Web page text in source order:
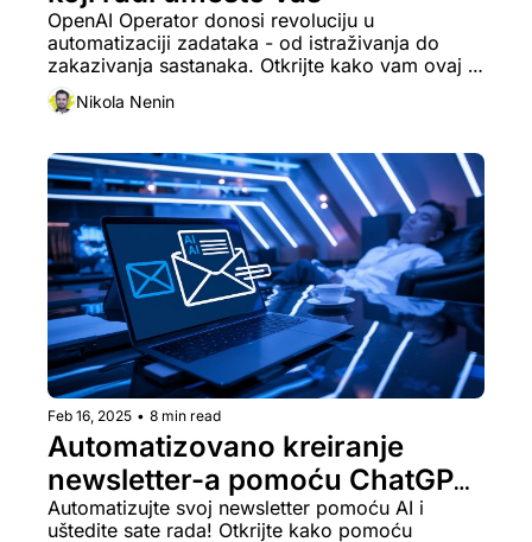
OpenAI Operator donosi revoluciju u
automatizaciji zadataka - od istraživanja do
zakazivanja sastanaka. Otkrijte kako vam ovaj
AI agent može uštedeti sate rada i unaprediti
produktivnost!
Nikola Nenin
Feb 16, 2025 • 8 min read
Automatizovano kreiranje
newsletter-a pomoću ChatGPT-
a štedi sate rada svake nedelje
Automatizujte svoj newsletter pomoću AI i
uštedite sate rada! Otkrijte kako pomoću